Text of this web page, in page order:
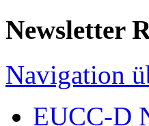
Newsletter
Navigation
EUCC-D